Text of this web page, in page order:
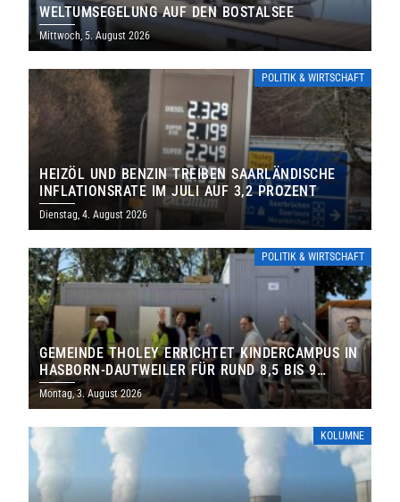
WELTUMSEGELUNG AUF DEN BOSTALSEE
Mittwoch, 5. August 2026
POLITIK & WIRTSCHAFT
HEIZÖL UND BENZIN TREIBEN SAARLÄNDISCHE
INFLATIONSRATE IM JULI AUF 3,2 PROZENT
Dienstag, 4. August 2026
POLITIK & WIRTSCHAFT
GEMEINDE THOLEY ERRICHTET KINDERCAMPUS IN
HASBORN-DAUTWEILER FÜR RUND 8,5 BIS 9
MILLIONEN EURO
Montag, 3. August 2026
KOLUMNE